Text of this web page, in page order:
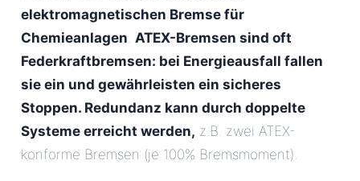
elektromagnetischen Bremse für
Chemieanlagen. ATEX-Bremsen sind oft
Federkraftbremsen: bei Energieausfall fallen
sie ein und gewährleisten ein sicheres
Stoppen. Redundanz kann durch doppelte
Systeme erreicht werden, z.B. zwei ATEX-
konforme Bremsen (je 100% Bremsmoment).